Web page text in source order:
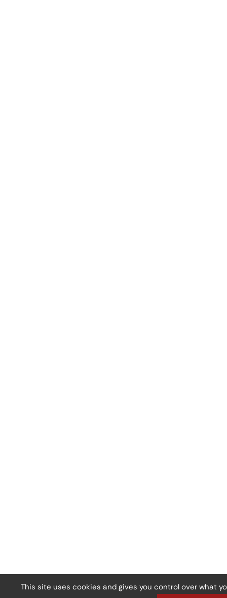
This site uses cookies and gives you control over what